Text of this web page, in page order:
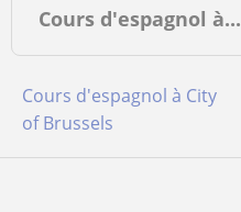
Cours d'espagnol à...
Cours d'espagnol à City
of Brussels